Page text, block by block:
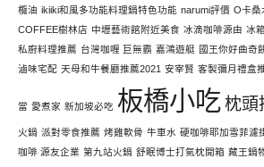
欖油 ikiiki和風多功能料理鍋特色功能 narumi評價 O卡桑
COFFEE樹林店 中壢藝術館附近美食 冰滴咖啡源由 冰
私廚料理推薦 台灣咖喱 巨無霸 嘉鴻遊艇 國王你好曲奇
滷味宅配 天母和牛餐廳推薦2021 安宰賢 客製彌月禮盒
當 愛煮家 新加坡必吃 板橋小吃枕頭
火鍋 派對零食推薦 烤雞軟骨 牛車水 硬咖啡耶加雪菲濾
咖啡 源友企業 第九站火鍋 舒眠博士打氣枕開箱 藏王鍋